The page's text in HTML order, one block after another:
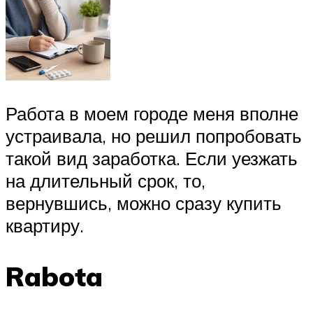
Работа в моем городе меня вполне
устраивала, но решил попробовать
такой вид заработка. Если уезжать
на длительный срок, то,
вернувшись, можно сразу купить
квартиру.
Rabota